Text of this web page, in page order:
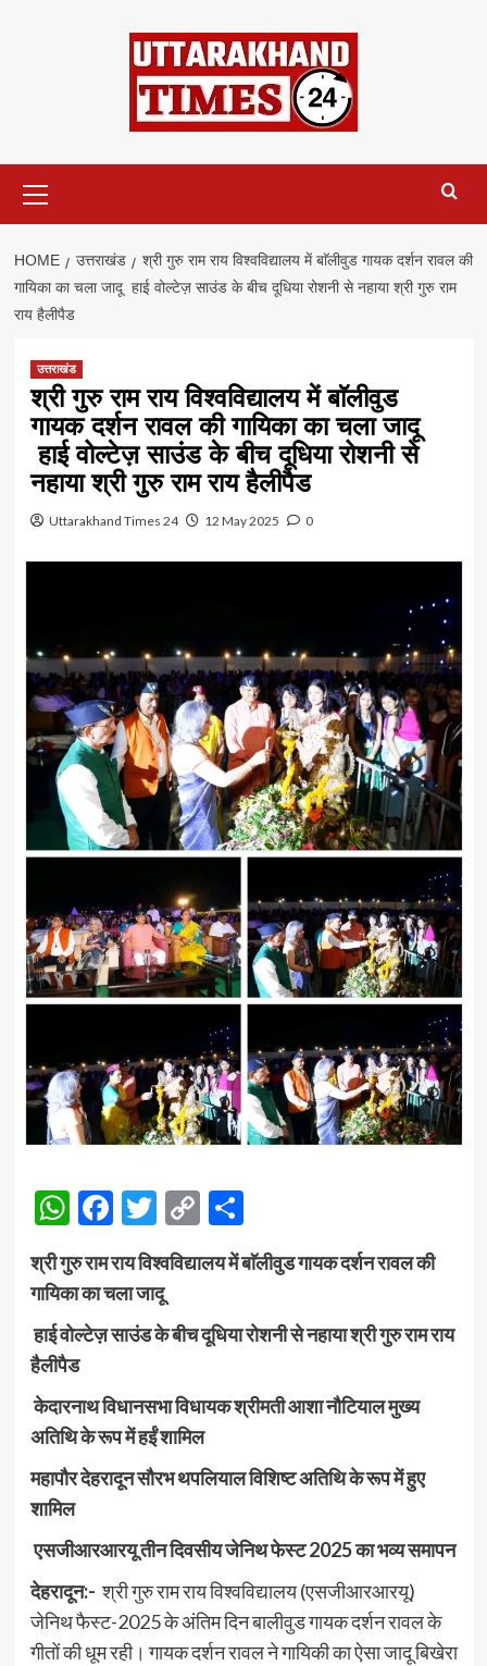
Menu
HOME उत्तराखंड
श्री गुरु राम राय विश्वविद्यालय में बाॅलीवुड गायक दर्शन रावल की
गायिका का चला जादू हाई वोल्टेज़ साउंड के बीच दूधिया रोशनी से नहाया श्री गुरु राम
राय हैलीपैड
उत्तराखंड
श्री गुरु राम राय विश्वविद्यालय में बाॅलीवुड
गायक दर्शन रावल की गायिका का चला जादू
हाई वोल्टेज़ साउंड के बीच दूधिया रोशनी से
नहाया श्री गुरु राम राय हैलीपैड
Uttarakhand Times 24 12 May 2025 0
WhatsApp
Facebook
Twitter
Copy
Link
Share
श्री गुरु राम राय विश्वविद्यालय में बाॅलीवुड गायक दर्शन रावल की
गायिका का चला जादू
हाई वोल्टेज़ साउंड के बीच दूधिया रोशनी से नहाया श्री गुरु राम राय
हैलीपैड
केदारनाथ विधानसभा विधायक श्रीमती आशा नौटियाल मुख्य
अतिथि के रूप में हईं शामिल
महापौर देहरादून सौरभ थपलियाल विशिष्ट अतिथि के रूप में हुए
शामिल
एसजीआरआरयू तीन दिवसीय जेनिथ फेस्ट 2025 का भव्य समापन
देहरादून:- श्री गुरु राम राय विश्वविद्यालय (एसजीआरआरयू)
जेनिथ फैस्ट-2025 के अंतिम दिन बालीवुड गायक दर्शन रावल के
गीतों की धूम रही। गायक दर्शन रावल ने गायिकी का ऐसा जादू बिखेरा